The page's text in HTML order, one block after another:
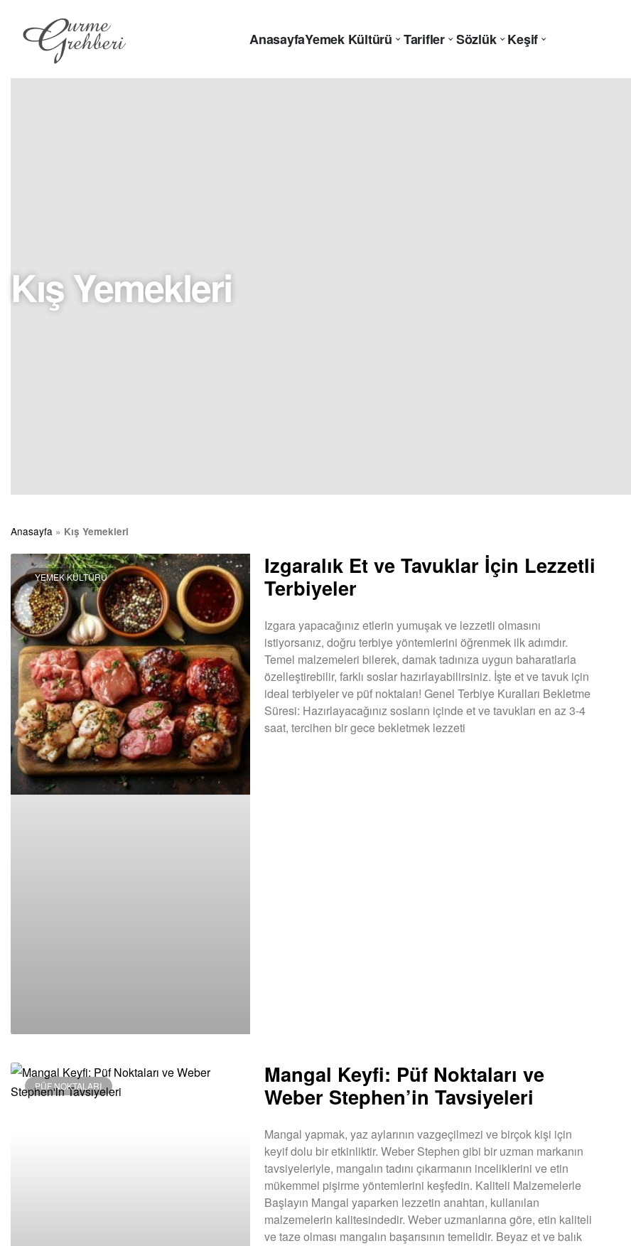
AnasayfaYemek Kültürü Tarifler Sözlük Keşif
Kış Yemekleri
Anasayfa » Kış Yemekleri
YEMEK KÜLTÜRÜ
Izgaralık Et ve Tavuklar İçin Lezzetli
Terbiyeler
Izgara yapacağınız etlerin yumuşak ve lezzetli olmasını
istiyorsanız, doğru terbiye yöntemlerini öğrenmek ilk adımdır.
Temel malzemeleri bilerek, damak tadınıza uygun baharatlarla
özelleştirebilir, farklı soslar hazırlayabilirsiniz. İşte et ve tavuk için
ideal terbiyeler ve püf noktaları! Genel Terbiye Kuralları Bekletme
Süresi: Hazırlayacağınız sosların içinde et ve tavukları en az 3-4
saat, tercihen bir gece bekletmek lezzeti
PÜF NOKTALARI
Mangal Keyfi: Püf Noktaları ve
Weber Stephen’in Tavsiyeleri
Mangal yapmak, yaz aylarının vazgeçilmezi ve birçok kişi için
keyif dolu bir etkinliktir. Weber Stephen gibi bir uzman markanın
tavsiyeleriyle, mangalın tadını çıkarmanın inceliklerini ve etin
mükemmel pişirme yöntemlerini keşfedin. Kaliteli Malzemelerle
Başlayın Mangal yaparken lezzetin anahtarı, kullanılan
malzemelerin kalitesindedir. Weber uzmanlarına göre, etin kaliteli
ve taze olması mangalın başarısının temelidir. Beyaz et ve balık